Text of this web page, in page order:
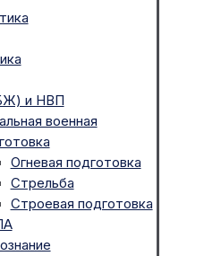
и НВП
военная
Огневая подготовка
Стрельба
Строевая подготовка